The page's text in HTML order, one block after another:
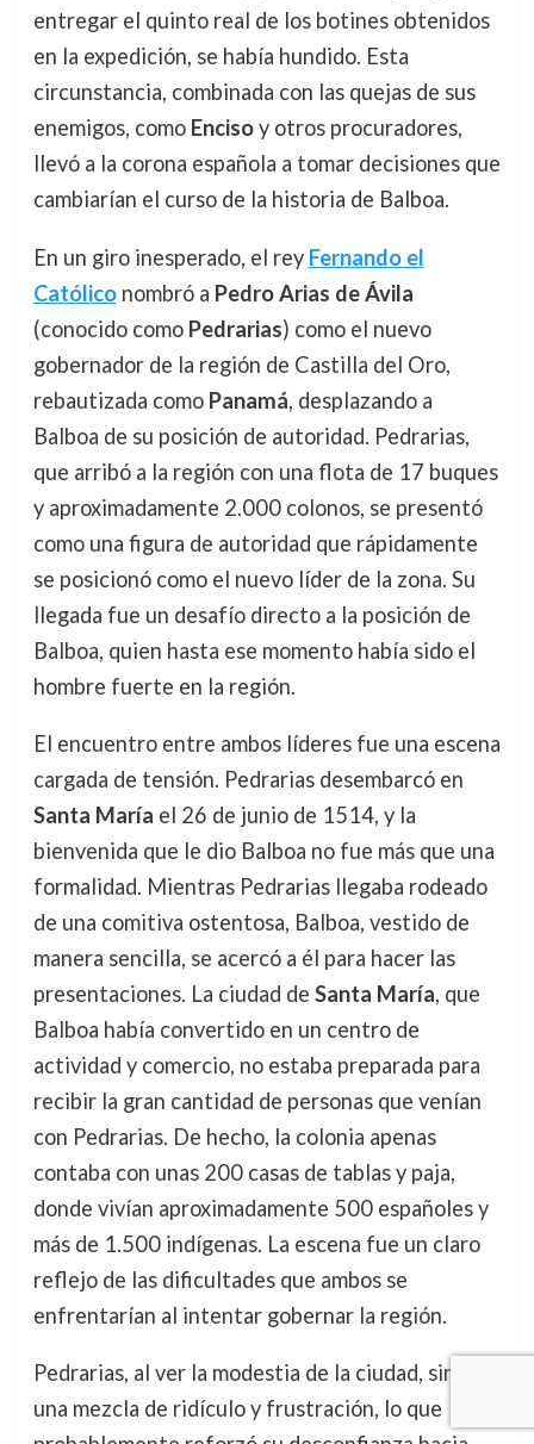
entregar el quinto real de los botines obtenidos
en la expedición, se había hundido. Esta
circunstancia, combinada con las quejas de sus
enemigos, como Encisoy otros procuradores,
llevó a la corona española a tomar decisiones que
cambiarían el curso de la historia de Balboa.
En un giro inesperado, el rey Fernando el
Católiconombró a Pedro Arias de Ávila
(conocido como Pedrarias) como el nuevo
gobernador de la región de Castilla del Oro,
rebautizada como Panamá, desplazando a
Balboa de su posición de autoridad. Pedrarias,
que arribó a la región con una flota de 17 buques
y aproximadamente 2.000 colonos, se presentó
como una figura de autoridad que rápidamente
se posicionó como el nuevo líder de la zona. Su
llegada fue un desafío directo a la posición de
Balboa, quien hasta ese momento había sido el
hombre fuerte en la región.
El encuentro entre ambos líderes fue una escena
cargada de tensión. Pedrarias desembarcó en
Santa María el 26 de junio de 1514, y la
bienvenida que le dio Balboa no fue más que una
formalidad. Mientras Pedrarias llegaba rodeado
de una comitiva ostentosa, Balboa, vestido de
manera sencilla, se acercó a él para hacer las
presentaciones. La ciudad de Santa María, que
Balboa había convertido en un centro de
actividad y comercio, no estaba preparada para
recibir la gran cantidad de personas que venían
con Pedrarias. De hecho, la colonia apenas
contaba con unas 200 casas de tablas y paja,
donde vivían aproximadamente 500 españoles y
más de 1.500 indígenas. La escena fue un claro
reflejo de las dificultades que ambos se
enfrentarían al intentar gobernar la región.
Pedrarias, al ver la modestia de la ciudad, sintió
una mezcla de ridículo y frustración, lo que